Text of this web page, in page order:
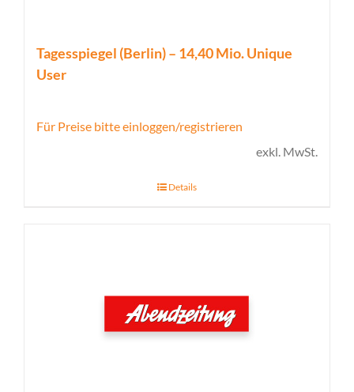
Tagesspiegel (Berlin) – 14,40 Mio. Unique
User
Für Preise bitte einloggen/registrieren
exkl. MwSt.
Details